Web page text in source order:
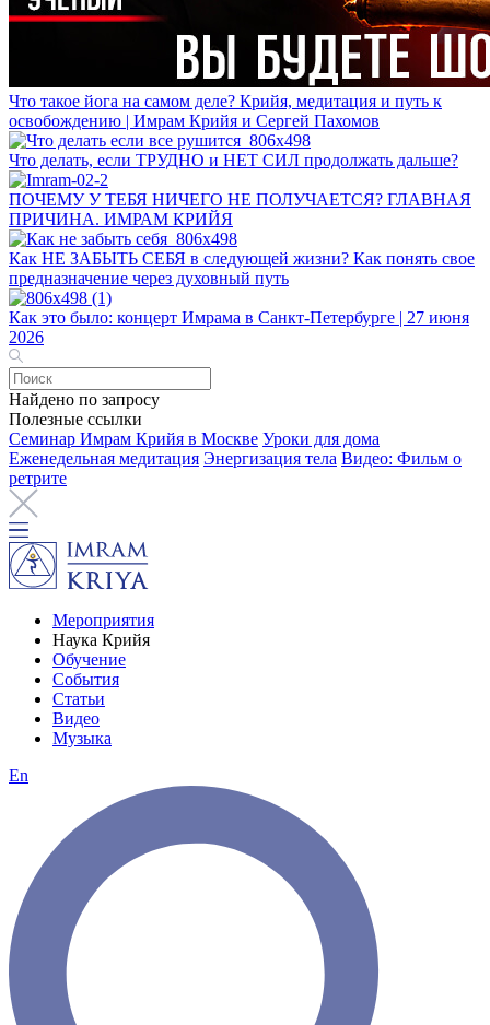
Что такое йога на самом деле? Крийя, медитация и путь к
освобождению | Имрам Крийя и Сергей Пахомов
Что делать, если ТРУДНО и НЕТ СИЛ продолжать дальше?
ПОЧЕМУ У ТЕБЯ НИЧЕГО НЕ ПОЛУЧАЕТСЯ? ГЛАВНАЯ
ПРИЧИНА. ИМРАМ КРИЙЯ
Как НЕ ЗАБЫТЬ СЕБЯ в следующей жизни? Как понять свое
предназначение через духовный путь
Как это было: концерт Имрама в Санкт-Петербурге | 27 июня
2026
Найдено по запросу
Полезные ссылки
Семинар Имрам Крийя в Москве Уроки для дома
Еженедельная медитация Энергизация тела Видео: Фильм о
ретрите
Мероприятия
Наука Крийя
Обучение
События
Статьи
Видео
Музыка
En